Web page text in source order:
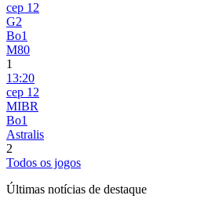
сер 12
G2
Bo1
M80
1
13:20
сер 12
MIBR
Bo1
Astralis
2
Todos os jogos
Últimas notícias de destaque